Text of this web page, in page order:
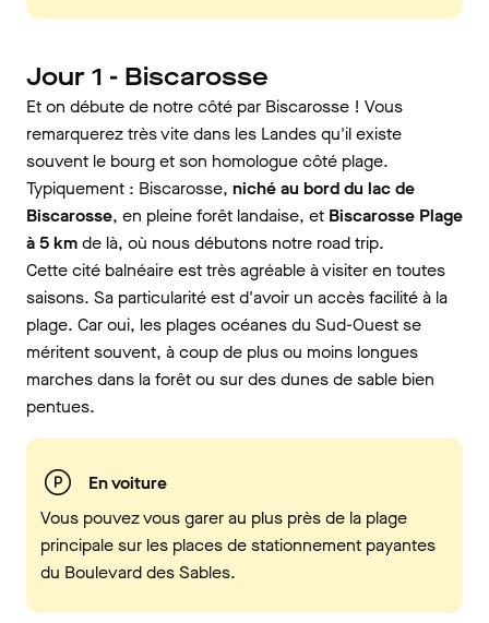
Jour 1 - Biscarosse
Et on débute de notre côté par Biscarosse ! Vous
remarquerez très vite dans les Landes qu'il existe
souvent le bourg et son homologue côté plage.
Typiquement : Biscarosse, niché au bord du lac de
Biscarosse, en pleine forêt landaise, et Biscarosse Plage
à 5 kmde là, où nous débutons notre road trip.
Cette cité balnéaire est très agréable à visiter en toutes
saisons. Sa particularité est d'avoir un accès facilité à la
plage. Car oui, les plages océanes du Sud-Ouest se
méritent souvent, à coup de plus ou moins longues
marches dans la forêt ou sur des dunes de sable bien
pentues.
En voiture
Vous pouvez vous garer au plus près de la plage
principale sur les places de stationnement payantes
du Boulevard des Sables.